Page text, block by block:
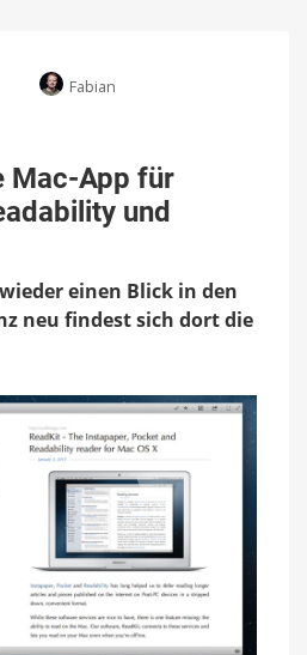
Fabian
Mac-App für
und
einen Blick in den
neu findest sich dort die